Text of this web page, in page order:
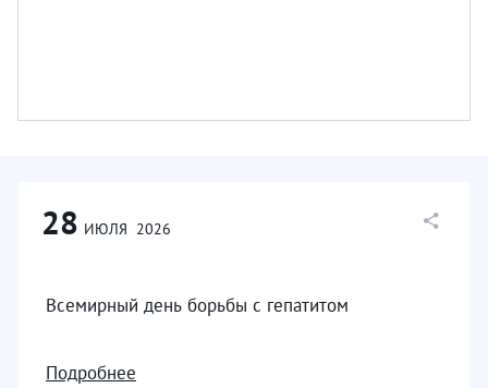
28 ИЮЛЯ 2026
Всемирный день борьбы с гепатитом
Подробнее